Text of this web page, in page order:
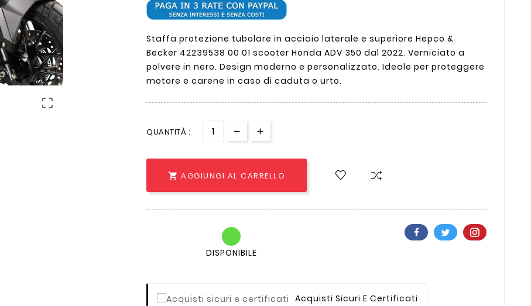

Staffa protezione tubolare in acciaio laterale e superiore Hepco &
Becker 42239538 00 01 scooter Honda ADV 350 dal 2022. Verniciato a
polvere in nero. Design moderno e personalizzato. Ideale per proteggere
motore e carene in caso di caduta o urto.
QUANTITÀ :
 AGGIUNGI AL CARRELLO
DISPONIBILE
Acquisti Sicuri E Certificati